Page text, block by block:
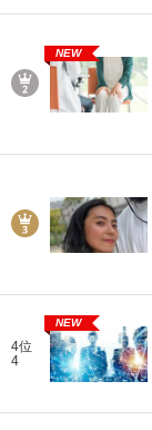
NEW
4位
4
NEW